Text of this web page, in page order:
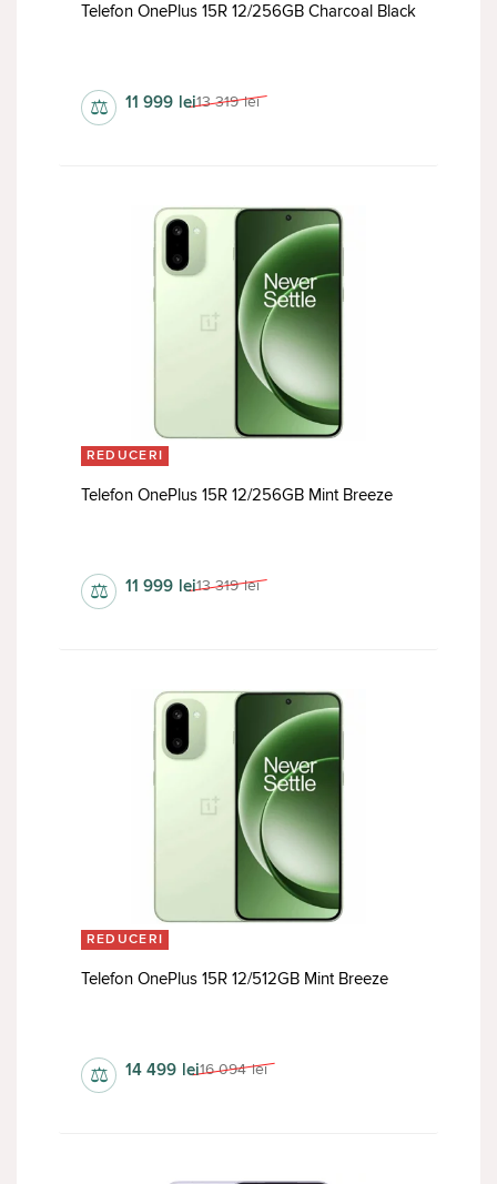
Telefon OnePlus 15R 12/256GB Charcoal Black
13 319 lei
11 999 lei
⚖
REDUCERI
Telefon OnePlus 15R 12/256GB Mint Breeze
13 319 lei
11 999 lei
⚖
REDUCERI
Telefon OnePlus 15R 12/512GB Mint Breeze
16 094 lei
14 499 lei
⚖